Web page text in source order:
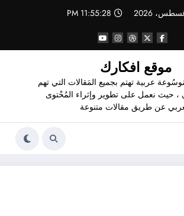
11:55:28 PM
موقع افكارك
عربية تهتم بجميع المَقالات التي تهم
، حيث نعمل على تطوير وإثراء المُحْتوى
عن طريق مقالات متنوعة